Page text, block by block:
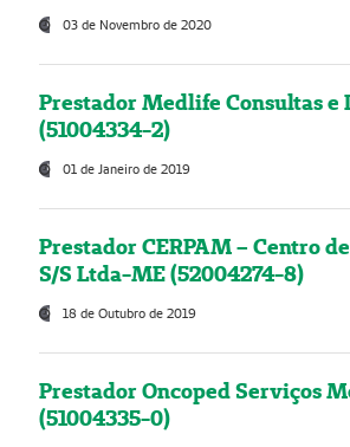
03 de Novembro de 2020
Prestador Medlife Consultas e
(51004334-2)
01 de Janeiro de 2019
Prestador CERPAM – Centro
S/S Ltda-ME (52004274-8)
18 de Outubro de 2019
Prestador Oncoped Serviços
(51004335-0)